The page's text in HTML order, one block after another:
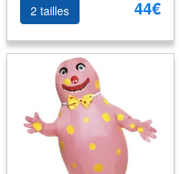
2 tailles 44€